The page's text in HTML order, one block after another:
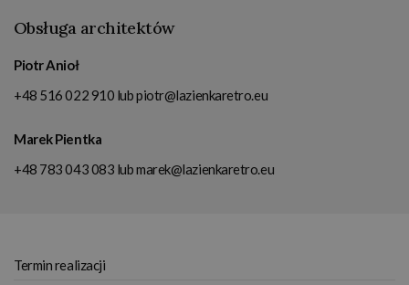
Obsługa architektów
Piotr Anioł
+48 516 022 910 lubpiotr@lazienkaretro.eu
Marek Pientka
+48 783 043 083 lubmarek@lazienkaretro.eu
Termin realizacji